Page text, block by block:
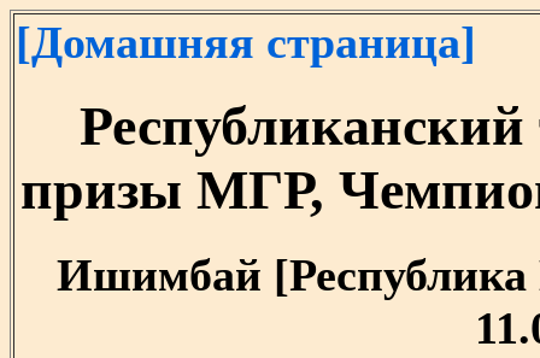
[Домашняя страница]
призы МГР,
Ишимбай [Республика